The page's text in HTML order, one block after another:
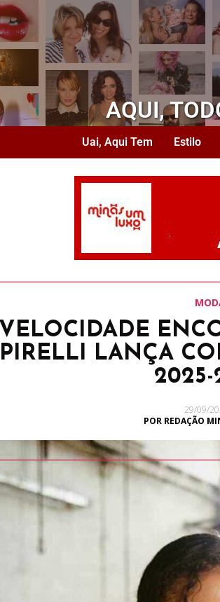
AQUI,
Uai, Aqui Tem Estilo
VELOCIDADE
PIRELLI LANÇA
2025-
29/09/
POR REDAÇÃO